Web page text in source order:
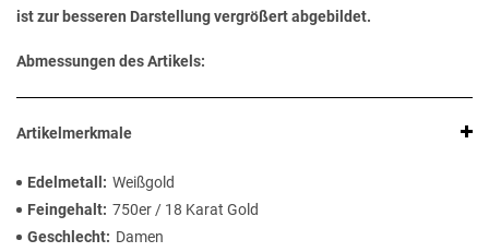
ist zur besseren Darstellung vergrößert abgebildet.
Abmessungen des Artikels:
Artikelmerkmale
Edelmetall
Weißgold
Feingehalt 750er / 18 Karat Gold
Geschlecht
Damen